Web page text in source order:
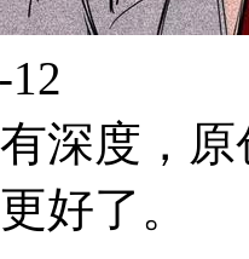
12
深度，
好了。